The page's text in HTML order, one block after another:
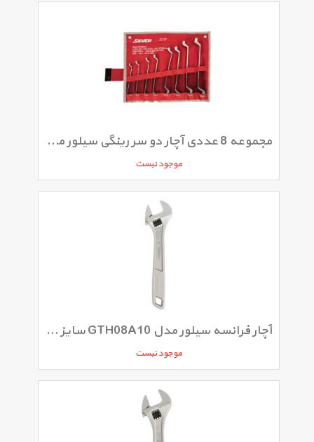
مجموعه 8 عددی آچار دو سر رینگی سیلور مدل SLD-104
موجود نیست
آچار فرانسه سیلور مدل GTH08A10 سایز 12 اینچ
موجود نیست